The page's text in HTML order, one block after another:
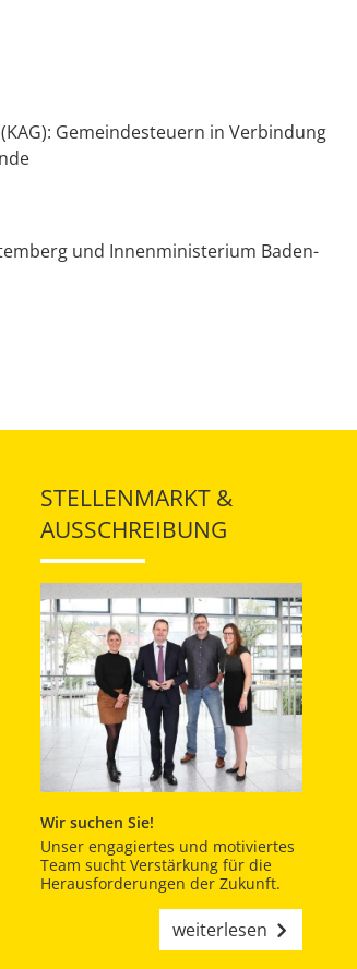
Gemeindesteuern in Verbindung
und Innenministerium Baden-
STELLENMARKT &
AUSSCHREIBUNG
Wir suchen Sie!
Unser engagiertes und motiviertes
Team sucht Verstärkung für die
Herausforderungen der Zukunft.
weiterlesen